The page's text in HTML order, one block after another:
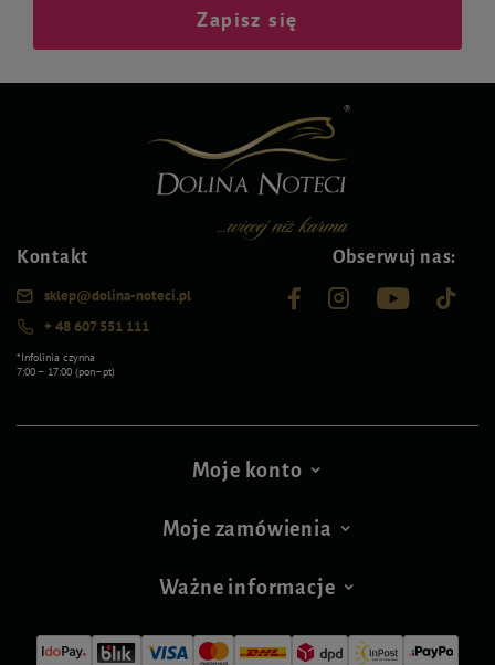
Zapisz się
Kontakt
sklep@dolina-noteci.pl
+ 48 607 551 111
*Infolinia czynna
7:00 – 17:00 (pon–pt)
Obserwuj nas:
Moje konto
Moje zamówienia
Ważne informacje